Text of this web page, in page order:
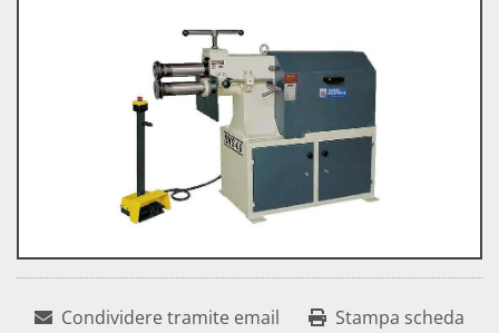
Condividere tramite email Stampa scheda